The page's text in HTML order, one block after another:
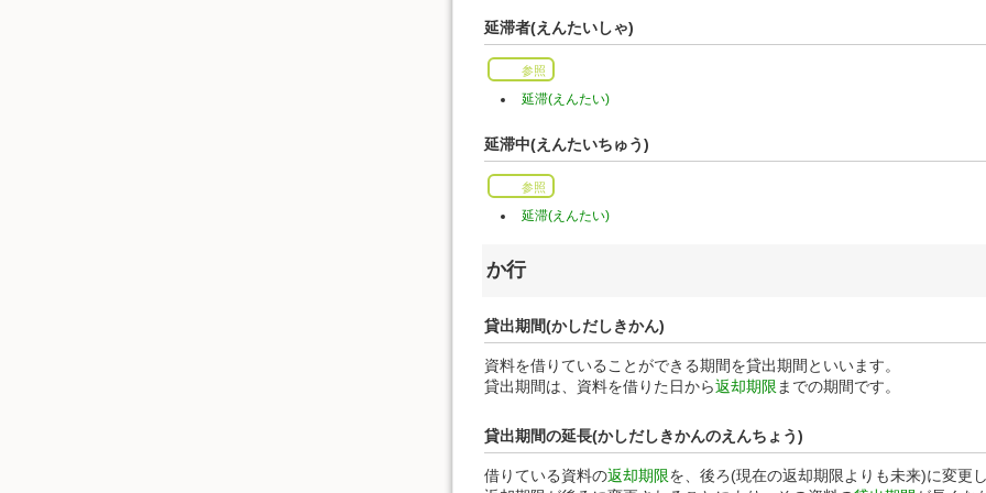
延滞者(えんたいしゃ)
参照
延滞(えんたい)
延滞中(えんたいちゅう)
参照
延滞(えんたい)
か行
貸出期間(かしだしきかん)
資料を借りていることができる期間を貸出期間といいます。
貸出期間は、資料を借りた日から返却期限 までの期間です。
貸出期間の延長(かしだしきかんのえんちょう)
借りている資料の返却期限を、後ろ(現在の返却期限よりも未来)に変更